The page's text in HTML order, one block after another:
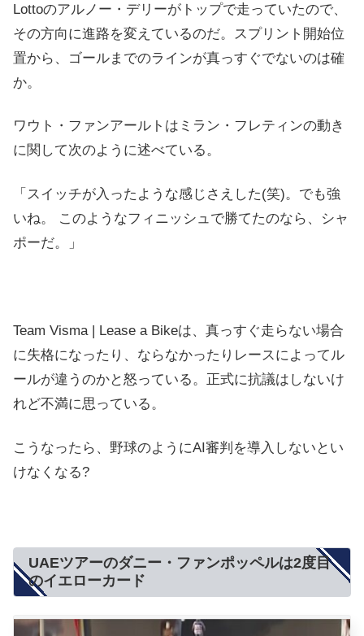
Lottoのアルノー・デリーがトップで走っていたので、
その方向に進路を変えているのだ。スプリント開始位
置から、ゴールまでのラインが真っすぐでないのは確
か。
ワウト・ファンアールトはミラン・フレティンの動き
に関して次のように述べている。
「スイッチが入ったような感じさえした(笑)。でも強
いね。 このようなフィニッシュで勝てたのなら、シャ
ポーだ。」
Team Visma | Lease a Bikeは、真っすぐ走らない場合
に失格になったり、ならなかったりレースによってル
ールが違うのかと怒っている。正式に抗議はしないけ
れど不満に思っている。
こうなったら、野球のようにAI審判を導入しないとい
けなくなる?
UAEツアーのダニー・ファンポッペルは2度目
のイエローカード